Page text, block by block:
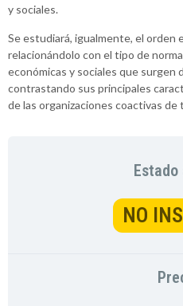
y sociales.
Se estudiará, igualmente, el orden
relacionándolo con el tipo de
económicas y sociales que surgen
contrastando sus principales
de las organizaciones coactivas
NO